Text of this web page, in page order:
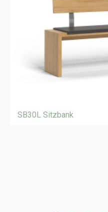
SB30L Sitzbank